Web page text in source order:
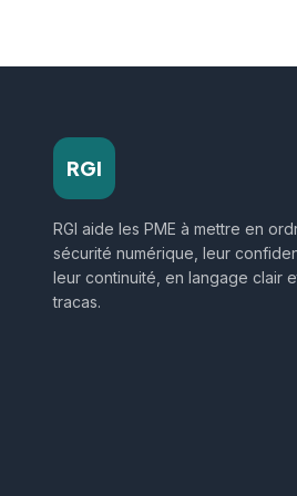
RGI
RGI aide les PME à mettre en
sécurité numérique, leur
leur continuité, en langage clair
tracas.